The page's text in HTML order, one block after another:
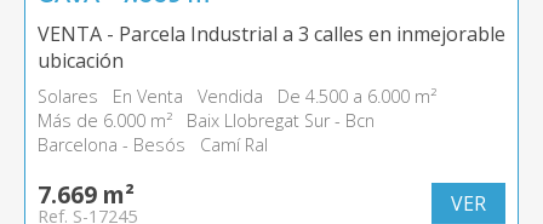
VENTA - Parcela Industrial a 3 calles en inmejorable
ubicación
Solares En Venta Vendida
De 4.500 a 6.000 m²
Más de 6.000 m²
Baix Llobregat Sur - Bcn
Barcelona - Besós
Camí Ral
7.669 m²
Ref. S-17245 VER